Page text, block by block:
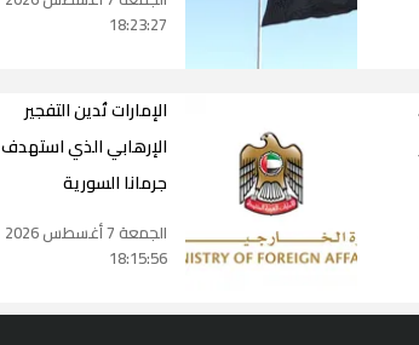
18:23:27
الإمارات تُدين التفجير
الإرهابي الذي استهدف
جرمانا السورية
الجمعة 7 أغسطس 2026
18:15:56